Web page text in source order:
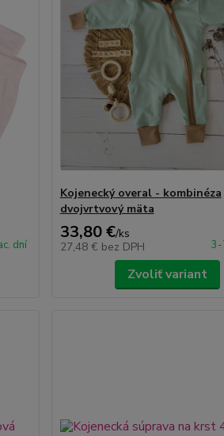
dní
Kojenecký overal - kombinéza
dvojvrtvový mäta
33,80 €/ks
27,48 € bez DPH 3-
Zvoliť variant